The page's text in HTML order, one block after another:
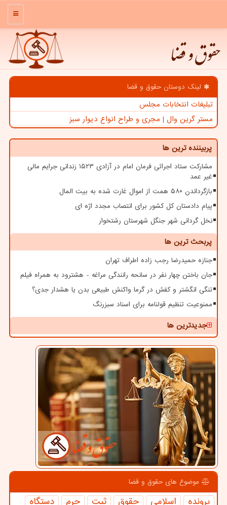
منو
حقوق و قضا
لینک دوستان حقوق و قضا
تبلیغات انتخابات مجلس
مستر گرین وال | مجری و طراح انواع دیوار سبز
پربیننده ترین ها
مشارکت ستاد اجرائی فرمان امام در آزادی ۱۵۲۳ زندانی جرایم مالی
غیر عمد
بازگرداندن ۵۸۰ همت از اموال غارت شده به بیت المال
پیام دادستان کل کشور برای انتصاب مجدد اژه ای
نخل گردانی شهر جنگل شهرستان رشتخوار
پربحث ترین ها
جنازه حمیدرضا رجب زاده اطراف تهران
جان باختن چهار نفر در سانحه رانندگی مراغه - هشترود به همراه فیلم
تنگی انگشتر و کفش در گرما واکنش طبیعی بدن یا هشدار جدی؟
ممنوعیت تنظیم قولنامه برای اسناد سبزرنگ
جدیدترین ها
موضوع های حقوق و قضا
پرونده اسلامی حقوق ثبت جرم
دستگاه